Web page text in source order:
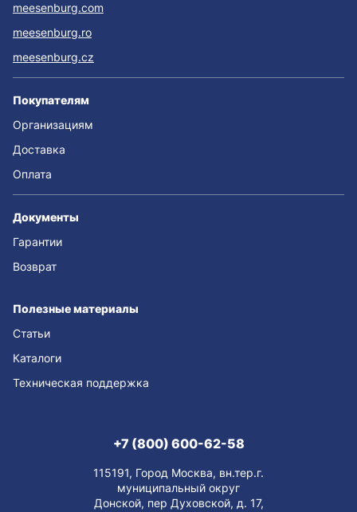
meesenburg.com
meesenburg.ro
meesenburg.cz
Покупателям
Организациям
Доставка
Оплата
Документы
Гарантии
Возврат
Полезные материалы
Статьи
Каталоги
Техническая поддержка
+7 (800) 600-62-58
115191, Город Москва, вн.тер.г.
муниципальный округ
Донской, пер Духовской, д. 17,